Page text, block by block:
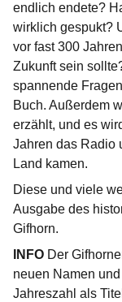
endlich endete?
wirklich gespukt?
vor fast 300
Zukunft sein
spannende
Buch. Außerdem
erzählt, und es
Jahren das Radio
Land kamen.
Diese und viele
Ausgabe des
Gifhorn.
INFO Der
neuen Namen
Jahreszahl als